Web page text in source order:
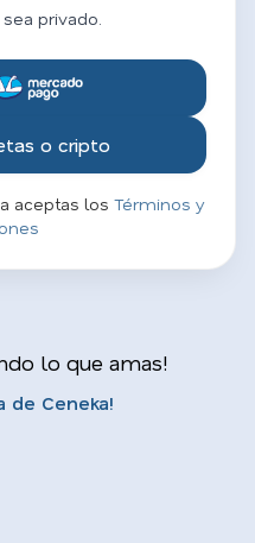
privado.
o cripto
aceptas los Términos y
lo que amas!
de Ceneka!